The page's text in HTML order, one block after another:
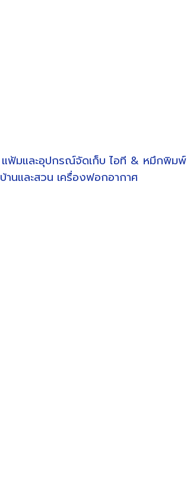
แฟ้มและอุปกรณ์จัดเก็บ ไอที & หมึกพิมพ์
บ้านและสวน เครื่องฟอกอากาศ